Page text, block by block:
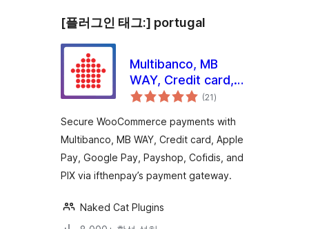
[플러그인 태그:] portugal
Multibanco, MB
WAY, Credit card,
Apple Pay, Google
Cofidis Pay, and PIX
(ifthenpay) for
WooCommerce
(21전
체
점
)
Secure WooCommerce payments with
Multibanco, MB WAY, Credit card, Apple
Pay, Google Pay, Payshop, Cofidis, and
PIX via ifthenpay’s payment gateway.
Naked Cat Plugins